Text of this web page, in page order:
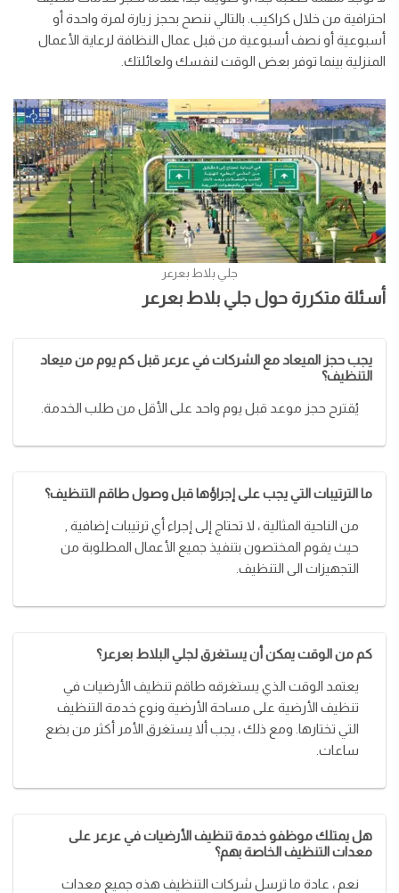
احترافية من خلال كراكيب. بالتالي ننصح بحجز زيارة لمرة واحدة أو
أسبوعية أو نصف أسبوعية من قبل عمال النظافة لرعاية الأعمال
المنزلية بينما توفر بعض الوقت لنفسك ولعائلتك.
جلي بلاط بعرعر
أسئلة متكررة حول جلي بلاط بعرعر
يجب حجز الميعاد مع الشركات في عرعر قبل كم يوم من ميعاد
التنظيف؟
يُقترح حجز موعد قبل يوم واحد على الأقل من طلب الخدمة.
ما الترتيبات التي يجب على إجراؤها قبل وصول طاقم التنظيف؟
من الناحية المثالية ، لا تحتاج إلى إجراء أي ترتيبات إضافية ,
حيث يقوم المختصون بتنفيذ جميع الأعمال المطلوبة من
التجهيزات الى التنظيف.
كم من الوقت يمكن أن يستغرق لجلي البلاط بعرعر؟
يعتمد الوقت الذي يستغرقه طاقم تنظيف الأرضيات في
تنظيف الأرضية على مساحة الأرضية ونوع خدمة التنظيف
التي تختارها. ومع ذلك ، يجب ألا يستغرق الأمر أكثر من بضع
ساعات.
هل يمتلك موظفو خدمة تنظيف الأرضيات في عرعر على
معدات التنظيف الخاصة بهم؟
نعم ، عادة ما ترسل شركات التنظيف هذه جميع معدات